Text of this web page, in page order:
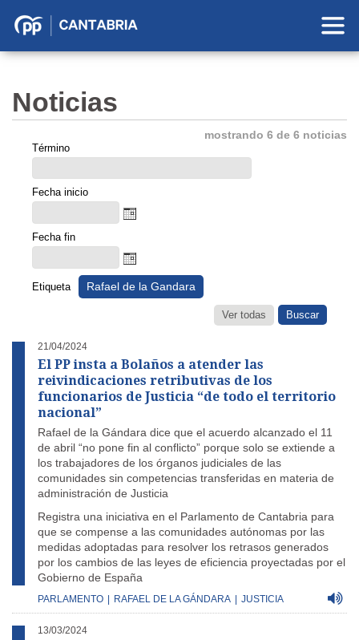
Partido
Cantabria
Noticias
mostrando 6 de 6 noticias
Término
Fecha inicio
Fecha fin
Etiqueta Rafael de la Gandara
Ver todas
21/04/2024
El PP insta a Bolaños a atender las
reivindicaciones retributivas de los
funcionarios de Justicia “de todo el territorio
nacional”
Rafael de la Gándara dice que el acuerdo alcanzado el 11
de abril “no pone fin al conflicto” porque solo se extiende a
los trabajadores de los órganos judiciales de las
comunidades sin competencias transferidas en materia de
administración de Justicia
Registra una iniciativa en el Parlamento de Cantabria para
que se compense a las comunidades autónomas por las
medidas adoptadas para resolver los retrasos generados
por los cambios de las leyes de eficiencia proyectadas por el
Gobierno de España
PARLAMENTO RAFAEL DE LA GÁNDARA JUSTICIA
13/03/2024